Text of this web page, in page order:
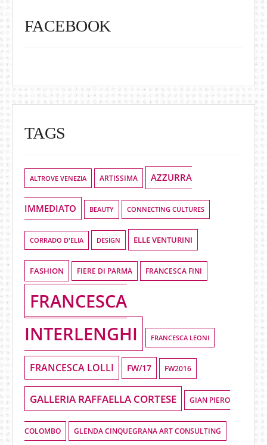
FACEBOOK
TAGS
ALTROVE VENEZIA ARTISSIMA AZZURRA
IMMEDIATO BEAUTY CONNECTING CULTURES
CORRADO D'ELIA DESIGN ELLE VENTURINI
FASHION FIERE DI PARMA FRANCESCA FINI
FRANCESCA
INTERLENGHI
FRANCESCA LEONI
FRANCESCA LOLLI FW/17 FW2016
GALLERIA RAFFAELLA CORTESE GIAN PIERO
COLOMBO GLENDA CINQUEGRANA ART CONSULTING